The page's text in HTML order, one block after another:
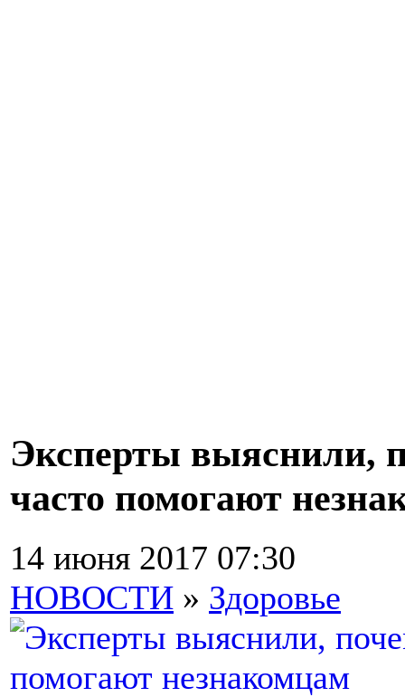
Эксперты выяснили,
часто помогают
14 июня 2017 07:30
НОВОСТИ » Здоровье